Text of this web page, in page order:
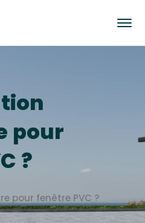
pour
?
pour fenêtre PVC ?